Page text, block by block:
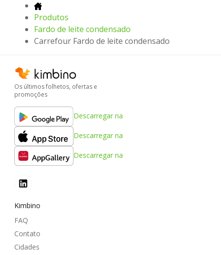
Produtos
Fardo de leite condensado
Carrefour Fardo de leite condensado
Os últimos folhetos, ofertas e
promoções
Descarregar na
Descarregar na
Descarregar na
Kimbino
FAQ
Contato
Cidades